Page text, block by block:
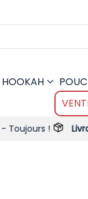
HOOKAH
Livraison et